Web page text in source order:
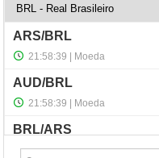
NewsLetter